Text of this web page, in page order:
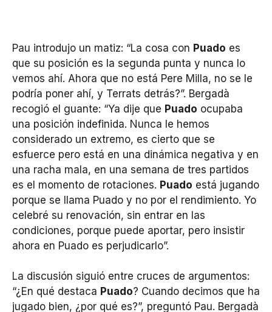
Pau introdujo un matiz: “La cosa con Puado es
que su posición es la segunda punta y nunca lo
vemos ahí. Ahora que no está Pere Milla, no se le
podría poner ahí, y Terrats detrás?”. Bergadà
recogió el guante: “Ya dije que Puado ocupaba
una posición indefinida. Nunca le hemos
considerado un extremo, es cierto que se
esfuerce pero está en una dinámica negativa y en
una racha mala, en una semana de tres partidos
es el momento de rotaciones. Puado está jugando
porque se llama Puado y no por el rendimiento. Yo
celebré su renovación, sin entrar en las
condiciones, porque puede aportar, pero insistir
ahora en Puado es perjudicarlo”.
La discusión siguió entre cruces de argumentos:
“¿En qué destaca Puado? Cuando decimos que ha
jugado bien, ¿por qué es?”, preguntó Pau. Bergadà